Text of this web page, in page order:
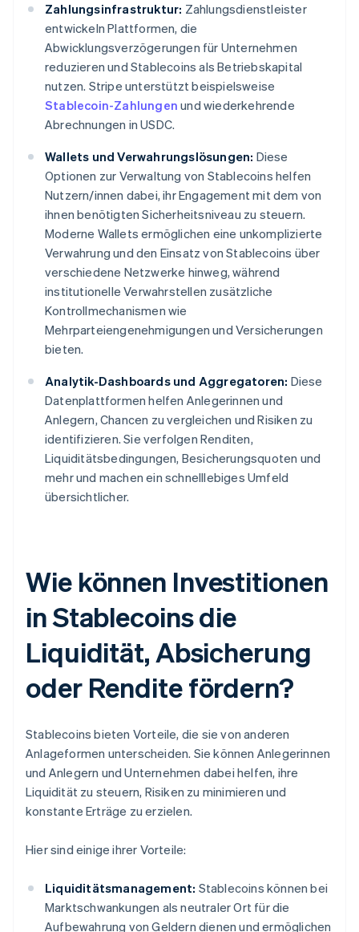
Zahlungsinfrastruktur: Zahlungsdienstleister
entwickeln Plattformen, die
Abwicklungsverzögerungen für Unternehmen
reduzieren und Stablecoins als Betriebskapital
nutzen. Stripe unterstützt beispielsweise
Stablecoin-Zahlungen und wiederkehrende
Abrechnungen in USDC.
Wallets und Verwahrungslösungen: Diese
Optionen zur Verwaltung von Stablecoins helfen
Nutzern/innen dabei, ihr Engagement mit dem von
ihnen benötigten Sicherheitsniveau zu steuern.
Moderne Wallets ermöglichen eine unkomplizierte
Verwahrung und den Einsatz von Stablecoins über
verschiedene Netzwerke hinweg, während
institutionelle Verwahrstellen zusätzliche
Kontrollmechanismen wie
Mehrparteiengenehmigungen und Versicherungen
bieten.
Analytik-Dashboards und Aggregatoren: Diese
Datenplattformen helfen Anlegerinnen und
Anlegern, Chancen zu vergleichen und Risiken zu
identifizieren. Sie verfolgen Renditen,
Liquiditätsbedingungen, Besicherungsquoten und
mehr und machen ein schnelllebiges Umfeld
übersichtlicher.
Wie können Investitionen
in Stablecoins die
Liquidität, Absicherung
oder Rendite fördern?
Stablecoins bieten Vorteile, die sie von anderen
Anlageformen unterscheiden. Sie können Anlegerinnen
und Anlegern und Unternehmen dabei helfen, ihre
Liquidität zu steuern, Risiken zu minimieren und
konstante Erträge zu erzielen.
Hier sind einige ihrer Vorteile:
Liquiditätsmanagement: Stablecoins können bei
Marktschwankungen als neutraler Ort für die
Aufbewahrung von Geldern dienen und ermöglichen